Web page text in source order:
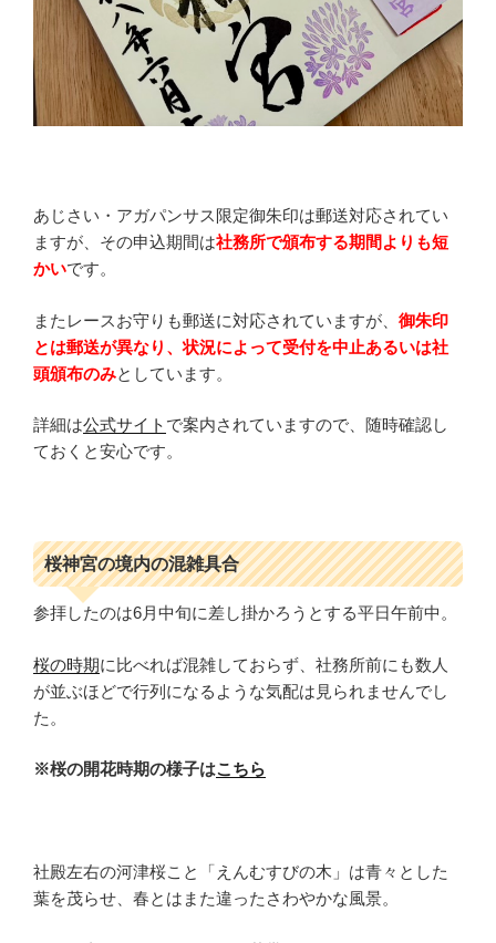
あじさい・アガパンサス限定御朱印は郵送対応されてい
ますが、その申込期間は社務所で頒布する期間よりも短
かいです。
またレースお守りも郵送に対応されていますが、 御朱印
とは郵送が異なり、状況によって受付を中止あるいは社
頭頒布のみとしています。
詳細は公式サイト で案内されていますので、随時確認し
ておくと安心です。
桜神宮の境内の混雑具合
参拝したのは6月中旬に差し掛かろうとする平日午前中。
桜の時期に比べれば混雑しておらず、社務所前にも数人
が並ぶほどで行列になるような気配は見られませんでし
た。
※桜の開花時期の様子はこちら
社殿左右の河津桜こと「えんむすびの木」は青々とした
葉を茂らせ、春とはまた違ったさわやかな風景。